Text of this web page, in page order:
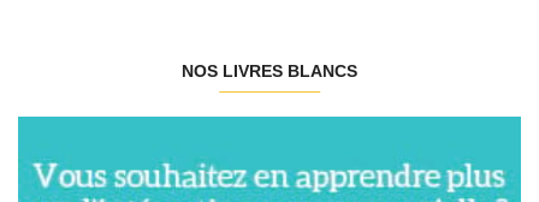
NOS LIVRES BLANCS